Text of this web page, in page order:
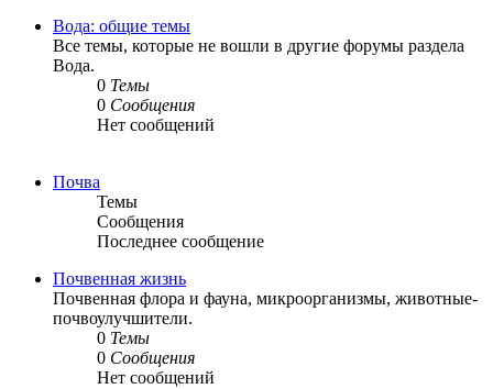
Вода: общие темы
Все темы, которые не вошли в другие форумы раздела
Вода.
0 Темы
0 Сообщения
Нет сообщений
Почва
Темы
Сообщения
Последнее сообщение
Почвенная жизнь
Почвенная флора и фауна, микроорганизмы, животные-
почвоулучшители.
0 Темы
0 Сообщения
Нет сообщений